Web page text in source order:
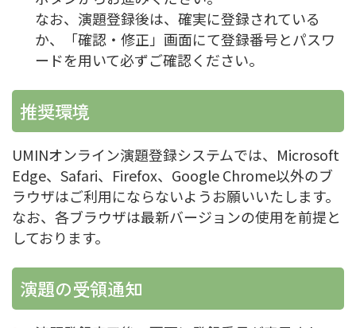
なお、演題登録後は、確実に登録されている
か、「確認・修正」画面にて登録番号とパスワ
ードを用いて必ずご確認ください。
推奨環境
UMINオンライン演題登録システムでは、Microsoft
Edge、Safari、Firefox、Google Chrome以外のブ
ラウザはご利用にならないようお願いいたします。
なお、各ブラウザは最新バージョンの使用を前提と
しております。
演題の受領通知